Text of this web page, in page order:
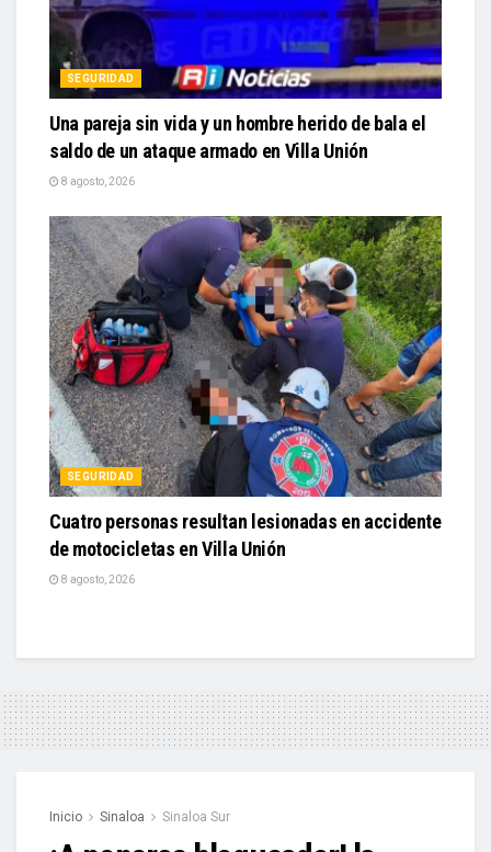
SEGURIDAD
Una pareja sin vida y un hombre herido de bala el
saldo de un ataque armado en Villa Unión
8 agosto, 2026
SEGURIDAD
Cuatro personas resultan lesionadas en accidente
de motocicletas en Villa Unión
8 agosto, 2026
Inicio Sinaloa Sinaloa Sur